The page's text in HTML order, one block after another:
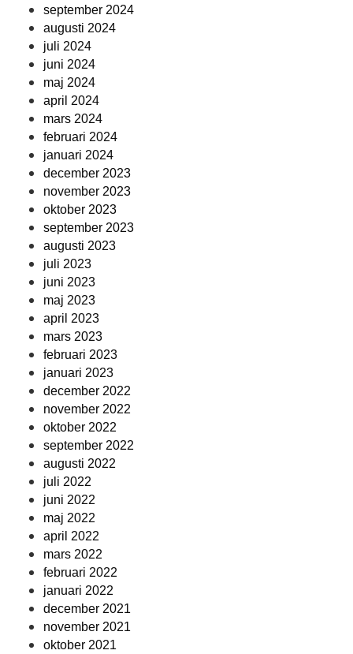
september 2024
augusti 2024
juli 2024
juni 2024
maj 2024
april 2024
mars 2024
februari 2024
januari 2024
december 2023
november 2023
oktober 2023
september 2023
augusti 2023
juli 2023
juni 2023
maj 2023
april 2023
mars 2023
februari 2023
januari 2023
december 2022
november 2022
oktober 2022
september 2022
augusti 2022
juli 2022
juni 2022
maj 2022
april 2022
mars 2022
februari 2022
januari 2022
december 2021
november 2021
oktober 2021